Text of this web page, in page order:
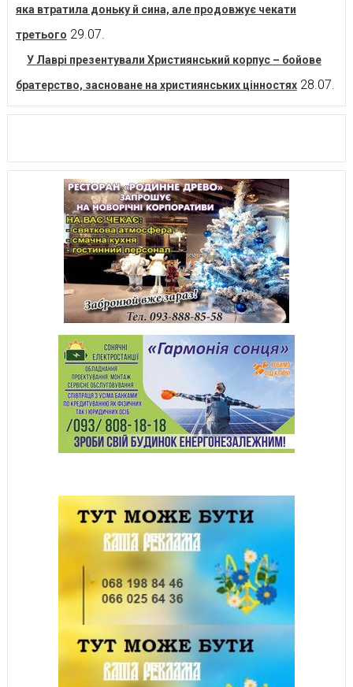
яка втратила доньку й сина, але продовжує чекати
третього 29.07.
У Лаврі презентували Християнський корпус – бойове
братерство, засноване на християнських цінностях 28.07.